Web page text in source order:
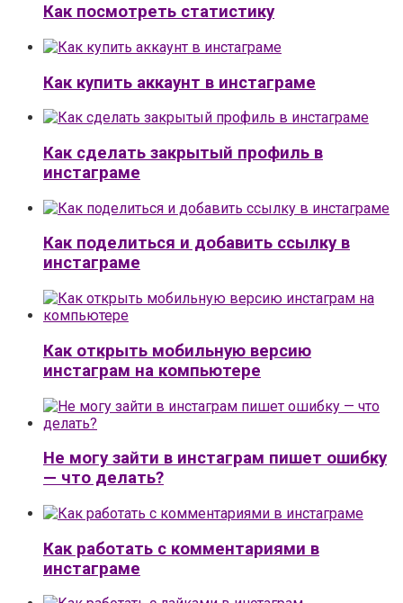
Как посмотреть статистику
Как купить аккаунт в инстаграме
Как сделать закрытый профиль в
инстаграме
Как поделиться и добавить ссылку в
инстаграме
Как открыть мобильную версию
инстаграм на компьютере
Не могу зайти в инстаграм пишет ошибку
— что делать?
Как работать с комментариями в
инстаграме